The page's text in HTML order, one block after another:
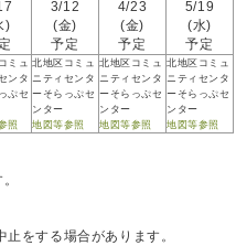
)
3/12
(金)
予定
4/23
(金)
予定
5/19
(水)
予定
ミュ
ンタ
ぷセ
照
北地区コミュ
ニティセンタ
ーそらっぷセ
ンター
地図等参照
北地区コミュ
ニティセンタ
ーそらっぷセ
ンター
地図等参照
北地区コミュ
ニティセンタ
ーそらっぷセ
ンター
地図等参照
をする場合があります。